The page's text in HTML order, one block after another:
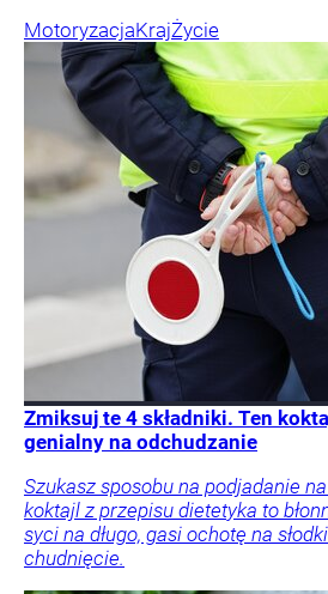
MotoryzacjaKrajŻycie
Zmiksuj te 4 składniki. Ten
genialny na odchudzanie
Szukasz sposobu na podjadanie
koktajl z przepisu dietetyka to
syci na długo, gasi ochotę na
chudnięcie.